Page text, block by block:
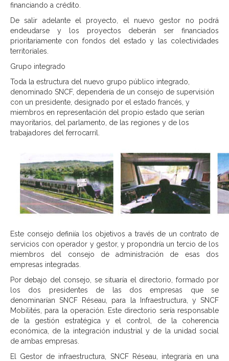
financiando a crédito.
De salir adelante el proyecto, el nuevo gestor no podrá
endeudarse y los proyectos deberán ser financiados
prioritariamente con fondos del estado y las colectividades
territoriales.
Grupo integrado
Toda la estructura del nuevo grupo público integrado,
denominado SNCF, dependería de un consejo de supervisión
con un presidente, designado por el estado francés, y
miembros en representación del propio estado que serían
mayoritarios, del parlamento, de las regiones y de los
trabajadores del ferrocarril.
Este consejo definiía los objetivos a través de un contrato de
servicios con operador y gestor, y propondría un tercio de los
miembros del consejo de administración de esas dos
empresas integradas.
Por debajo del consejo, se situaría el directorio, formado por
los dos presidentes de las dos empresas que se
denominarían SNCF Réseau, para la Infraestructura, y SNCF
Mobilités, para la operación. Este directorio sería responsable
de la gestión estratégica y el control, de la coherencia
económica, de la integración industrial y de la unidad social
de ambas empresas.
El Gestor de infraestructura, SNCF Réseau, integraría en una